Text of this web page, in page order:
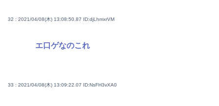
32 : 2021/04/08(木) 13:08:50.87 ID:djLhmxrVM
エ口ゲなのこれ
33 : 2021/04/08(木) 13:09:22.07 ID:NsFH3vXA0